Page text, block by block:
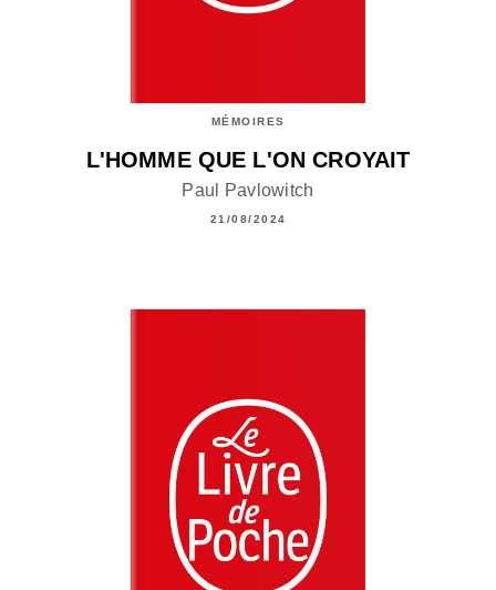
MÉMOIRES
L'HOMME QUE L'ON CROYAIT
Paul Pavlowitch
21/08/2024